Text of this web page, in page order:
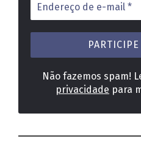
de
e-
mail
Não fazemos spam!
privacidade para